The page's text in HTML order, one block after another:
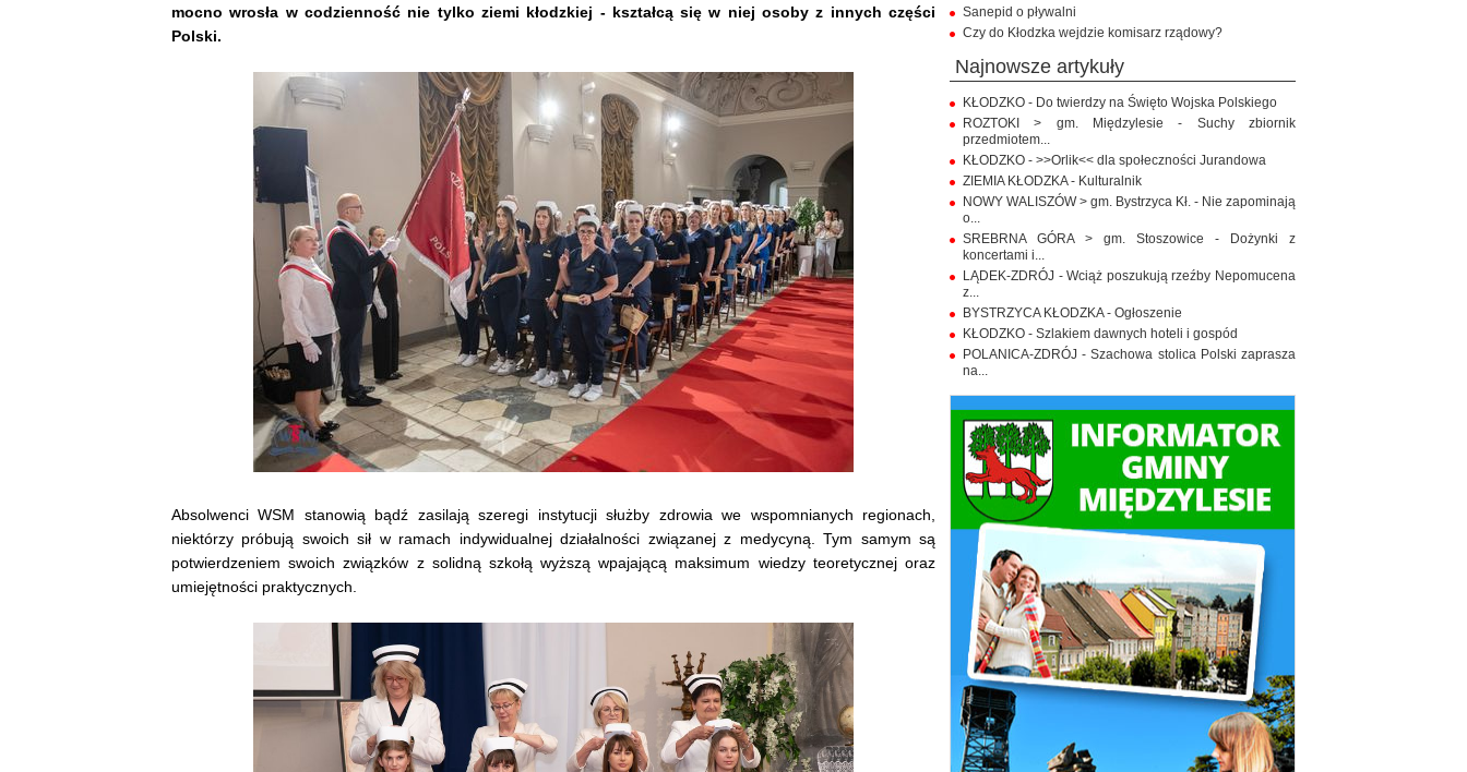
mocno wrosła w codzienność nie tylko ziemi kłodzkiej - kształcą się w niej osoby z innych części
Polski.
Absolwenci WSM stanowią bądź zasilają szeregi instytucji służby zdrowia we wspomnianych regionach,
niektórzy próbują swoich sił w ramach indywidualnej działalności związanej z medycyną. Tym samym są
potwierdzeniem swoich związków z solidną szkołą wyższą wpajającą maksimum wiedzy teoretycznej oraz
umiejętności praktycznych.
Sanepid o pływalni
Czy do Kłodzka wejdzie komisarz rządowy?
najnowsze artykuły
KŁODZKO - Do twierdzy na Święto Wojska Polskiego
ROZTOKI > gm. Międzylesie - Suchy zbiornik
przedmiotem...
KŁODZKO - >>Orlik<< dla społeczności Jurandowa
ZIEMIA KŁODZKA - Kulturalnik
NOWY WALISZÓW > gm. Bystrzyca Kł. - Nie zapominają
o...
SREBRNA GÓRA > gm. Stoszowice - Dożynki z
koncertami i...
LĄDEK-ZDRÓJ - Wciąż poszukują rzeźby Nepomucena
z...
BYSTRZYCA KŁODZKA - Ogłoszenie
KŁODZKO - Szlakiem dawnych hoteli i gospód
POLANICA-ZDRÓJ - Szachowa stolica Polski zaprasza
na...